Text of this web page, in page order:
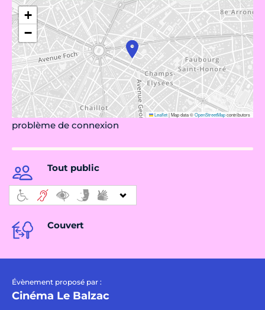
+
−
Leaflet|Map data ©OpenStreetMapcontributors
problème de connexion
Tout public
Couvert
Évènement proposé par :
Cinéma Le Balzac